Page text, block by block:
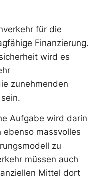
für die
Finanzierung.
wird es
zunehmenden
Aufgabe wird darin
massvolles
zu
müssen auch
Mittel dort